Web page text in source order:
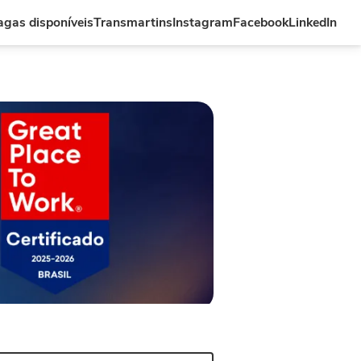
disponíveisTransmartinsInstagramFacebookLinkedIn